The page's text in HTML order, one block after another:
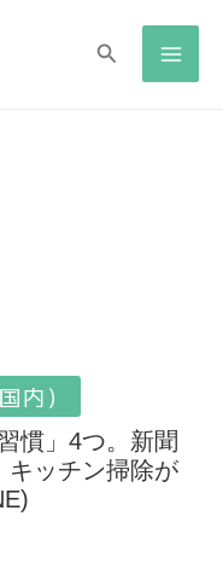
検
内）
慣」4つ。新聞
キッチン掃除が